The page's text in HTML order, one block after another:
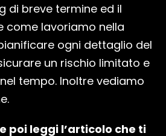
di breve termine ed il
come lavoriamo nella
ogni dettaglio del
un rischio limitato e
tempo. Inoltre vediamo
poi leggi l’articolo che ti